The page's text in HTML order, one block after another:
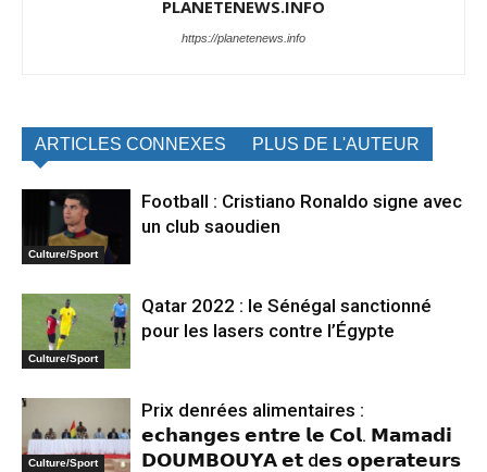
PLANETENEWS.INFO
https://planetenews.info
ARTICLES CONNEXES PLUS DE L'AUTEUR
Culture/Sport
Football : Cristiano Ronaldo signe avec
un club saoudien
Culture/Sport
Qatar 2022 : le Sénégal sanctionné
pour les lasers contre l’Égypte
Culture/Sport
Prix denrées alimentaires :
𝗲𝗰𝗵𝗮𝗻𝗴𝗲𝘀 𝗲𝗻𝘁𝗿𝗲 𝗹𝗲 𝗖𝗼𝗹. 𝗠𝗮𝗺𝗮𝗱𝗶
𝗗𝗢𝗨𝗠𝗕𝗢𝗨𝗬𝗔 𝗲𝘁 d𝗲𝘀 𝗼𝗽𝗲𝗿𝗮𝘁𝗲𝘂𝗿𝘀